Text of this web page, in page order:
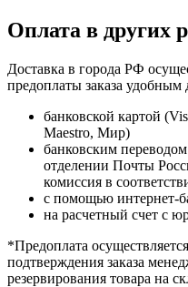
Оплата в других
Доставка в города РФ
предоплаты заказа удобным
банковской картой
Maestro, Мир)
банковским
отделении Почты
комиссия в
с помощью интернет-
на расчетный счет с
*Предоплата
подтверждения заказа
резервирования товара на